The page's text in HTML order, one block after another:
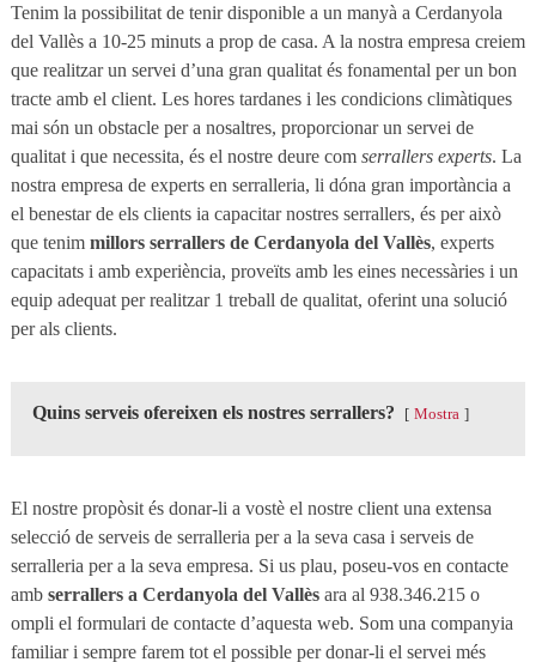
Tenim la possibilitat de tenir disponible a un manyà a Cerdanyola
del Vallès a 10-25 minuts a prop de casa. A la nostra empresa creiem
que realitzar un servei d’una gran qualitat és fonamental per un bon
tracte amb el client. Les hores tardanes i les condicions climàtiques
mai són un obstacle per a nosaltres, proporcionar un servei de
qualitat i que necessita, és el nostre deure com serrallers experts. La
nostra empresa de experts en serralleria, li dóna gran importància a
el benestar de els clients ia capacitar nostres serrallers, és per això
que tenim millors serrallers de Cerdanyola del Vallès, experts
capacitats i amb experiència, proveïts amb les eines necessàries i un
equip adequat per realitzar 1 treball de qualitat, oferint una solució
per als clients.
Quins serveis ofereixen els nostres serrallers? Mostra
El nostre propòsit és donar-li a vostè el nostre client una extensa
selecció de serveis de serralleria per a la seva casa i serveis de
serralleria per a la seva empresa. Si us plau, poseu-vos en contacte
amb serrallers a Cerdanyola del Vallèsara al 938.346.215 o
ompli el formulari de contacte d’aquesta web. Som una companyia
familiar i sempre farem tot el possible per donar-li el servei més